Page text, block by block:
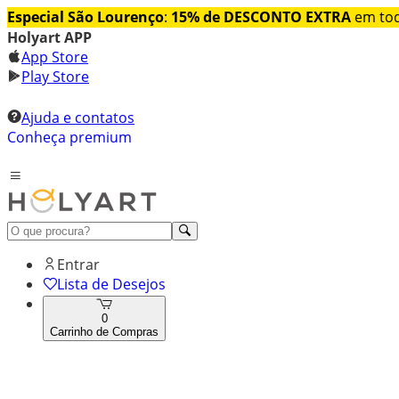
Especial São Lourenço: 15% de DESCONTO EXTRA em
Holyart APP
App Store
Play Store
Ajuda e contatos
Conheça premium
Entrar
Lista de Desejos
0
Carrinho de Compras